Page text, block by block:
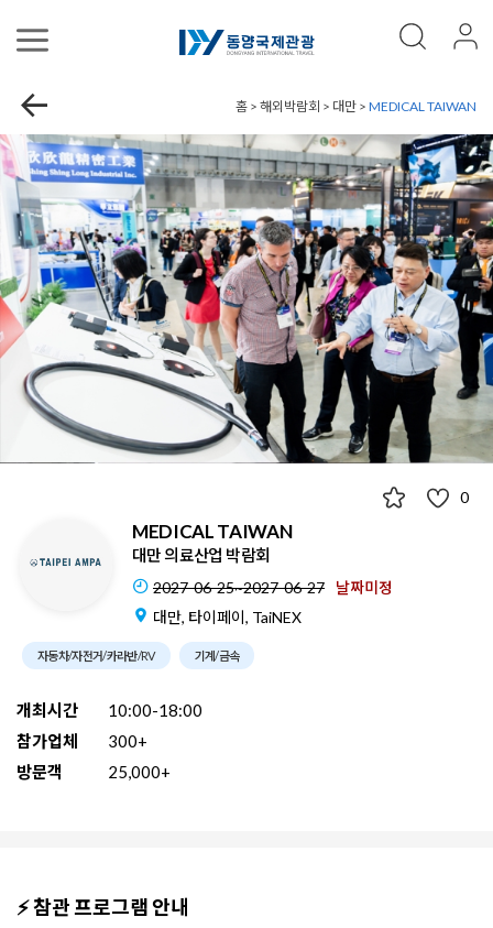
홈 > 해외박람회 > 대만 > MEDICAL TAIWAN
0
MEDICAL TAIWAN
대만 의료산업 박람회
2027-06-25~2027-06-27
날짜미정
대만, 타이페이, TaiNEX
자동차/자전거/카라반/RV 기계/금속
개최시간
10:00-18:00
참가업체
300+
방문객
25,000+
⚡ 참관 프로그램 안내